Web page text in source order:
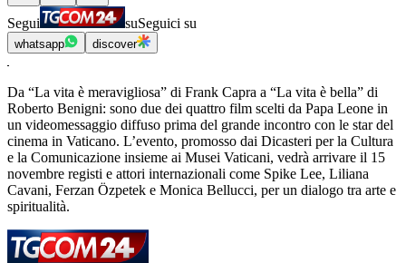
Segui suSeguici su
whatsapp discover
Da “La vita è meravigliosa” di Frank Capra a “La vita è bella” di
Roberto Benigni: sono due dei quattro film scelti da Papa Leone in
un videomessaggio diffuso prima del grande incontro con le star del
cinema in Vaticano. L’evento, promosso dai Dicasteri per la Cultura
e la Comunicazione insieme ai Musei Vaticani, vedrà arrivare il 15
novembre registi e attori internazionali come Spike Lee, Liliana
Cavani, Ferzan Özpetek e Monica Bellucci, per un dialogo tra arte e
spiritualità.